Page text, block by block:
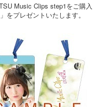
Music Clips step1をご購入
をプレゼントいたします。